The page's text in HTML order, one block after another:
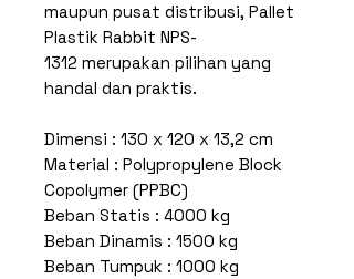
maupun pusat distribusi, Pallet
Plastik Rabbit NPS-
1312 merupakan pilihan yang
handal dan praktis.
Dimensi : 130 x 120 x 13,2 cm
Material : Polypropylene Block
Copolymer (PPBC)
Beban Statis : 4000 kg
Beban Dinamis : 1500 kg
Beban Tumpuk : 1000 kg